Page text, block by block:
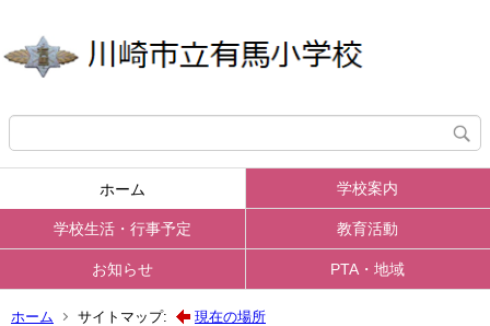
ホーム 学校案内
学校生活・行事予定 教育活動
お知らせ PTA・地域
ホーム サイトマップ: 現在の場所